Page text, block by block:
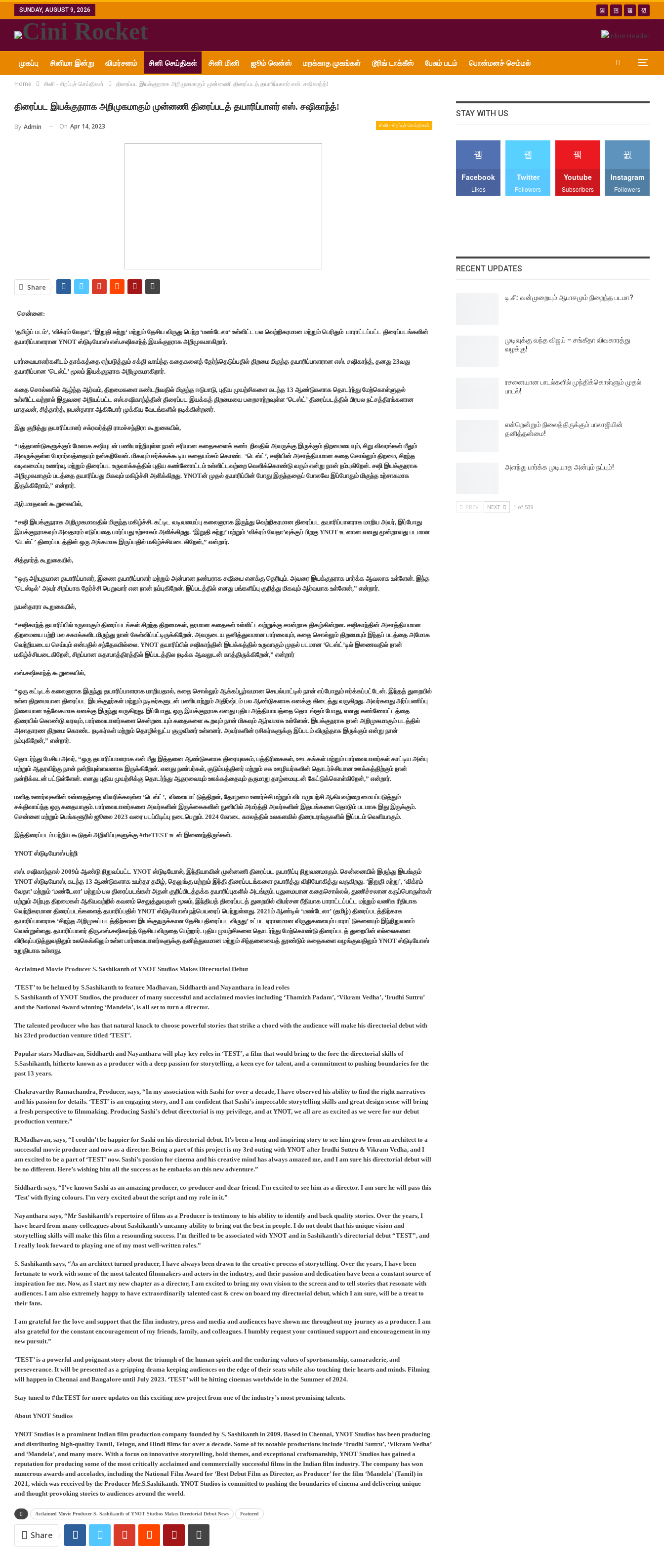
SUNDAY, AUGUST 9, 2026
முகப்பு சினிமா இன்று விமர்சனம் சினி செய்திகள் சினி மினி ஜூம் லென்ஸ் மறக்காத முகங்கள் டூரிங் டாக்கீஸ் பேசும் படம் பொன்மனச் செம்மல்
அன்னை ஜானகி எம்.ஜி.ஆர்
Home சினி - சிறப்புச் செய்திகள் திரைப்பட இயக்குநராக அறிமுகமாகும் முன்னணி திரைப்படத் தயாரிப்பாளர் எஸ். சஷிகாந்த்!
திரைப்பட இயக்குநராக அறிமுகமாகும் முன்னணி திரைப்படத் தயாரிப்பாளர் எஸ். சஷிகாந்த்!
சினி - சிறப்புச் செய்திகள்
By Admin On Apr 14, 2023
Share
சென்னை:
‘தமிழ்ப் படம்‘, ‘விக்ரம் வேதா‘, ‘இறுதி சுற்று‘ மற்றும் தேசிய விருது பெற்ற‘மண்டேலா‘ உள்ளிட்ட பல வெற்றிகரமான மற்றும் பெரிதும் பாராட்டப்பட்ட திரைப்படங்களின்
தயாரிப்பாளரான YNOT ஸ்டுடியோஸ் எஸ்.சஷிகாந்த் இயக்குநராக அறிமுகமாகிறார்.
பார்வையாளர்களிடம் தாக்கத்தை ஏற்படுத்தும் சக்தி வாய்ந்த கதைகளைத் தேர்ந்தெடுப்பதில் திறமை மிகுந்த தயாரிப்பாளரான எஸ். சஷிகாந்த், தனது 23வது
தயாரிப்பான ‘டெஸ்ட்’ மூலம் இயக்குநராக அறிமுகமாகிறார்.
கதை சொல்லலில் ஆழ்ந்த ஆர்வம், திறமைகளை கண்டறிவதில் மிகுந்த ஈடுபாடு, புதிய முயற்சிகளை கடந்த 13 ஆண்டுகளாக தொடர்ந்து மேற்கொள்ளுதல்
உள்ளிட்டவற்றால் இதுவரை அறியப்பட்ட எஸ்.சஷிகாந்த்தின் திரைப்பட இயக்கத் திறமையை பறைசாற்றவுள்ள ‘டெஸ்ட்’ திரைப்படத்தில் பிரபல நட்சத்திரங்களான
மாதவன், சித்தார்த், நயன்தாரா ஆகியோர் முக்கிய வேடங்களில் நடிக்கின்றனர்.
இது குறித்து தயாரிப்பாளர் சக்ரவர்த்தி ராமச்சந்திரா கூறுகையில்,
“பத்தாண்டுகளுக்கும் மேலாக சஷியுடன் பணியாற்றியுள்ள நான் சரியான கதைகளைக் கண்டறிவதில் அவருக்கு இருக்கும் திறமையையும், சிறு விவரங்கள் மீதும்
அவருக்குள்ள பேரார்வத்தையும் நன்கறிவேன். மிகவும் ஈர்க்கக்கூடிய கதையம்சம் கொண்ட ‘டெஸ்ட்’, சஷியின் அசாத்தியமான கதை சொல்லும் திறமை, சிறந்த
வடிவமைப்பு உணர்வு, மற்றும் திரைப்பட உருவாக்கத்தில் புதிய கண்ணோட்டம் உள்ளிட்டவற்றை வெளிக்கொண்டு வரும் என்று நான் நம்புகிறேன். சஷி இயக்குநராக
அறிமுகமாகும் படத்தை தயாரிப்பது மிகவும் மகிழ்ச்சி அளிக்கிறது. YNOTன் முதல் தயாரிப்பின் போது இருந்ததைப் போலவே இப்போதும் மிகுந்த உற்சாகமாக
இருக்கிறோம்,” என்றார்.
ஆர்.மாதவன் கூறுகையில்,
“சஷி இயக்குநராக அறிமுகமாவதில் மிகுந்த மகிழ்ச்சி. கட்டிட வடிவமைப்பு கலைஞராக இருந்து வெற்றிகரமான திரைப்பட தயாரிப்பாளராக மாறிய அவர், இப்போது
இயக்குநராகவும் அவதாரம் எடுப்பதை பார்ப்பது உற்சாகம் அளிக்கிறது. ‘இறுதி சுற்று’ மற்றும் ‘விக்ரம் வேதா’வுக்குப் பிறகு YNOT உடனான எனது மூன்றாவது படமான
‘டெஸ்ட்’ திரைப்படத்தின் ஒரு அங்கமாக இருப்பதில் மகிழ்ச்சியடைகிறேன்,” என்றார்.
சித்தார்த் கூறுகையில்,
“ஒரு அற்புதமான தயாரிப்பாளர், இணை தயாரிப்பாளர் மற்றும் அன்பான நண்பராக சஷியை எனக்கு தெரியும். அவரை இயக்குநராக பார்க்க ஆவலாக உள்ளேன். இந்த
‘டெஸ்டில்’ அவர் சிறப்பாக தேர்ச்சி பெறுவார் என நான் நம்புகிறேன். இப்படத்தில் எனது பங்களிப்பு குறித்து மிகவும் ஆர்வமாக உள்ளேன்,” என்றார்.
நயன்தாரா கூறுகையில்,
“சஷிகாந்த் தயாரிப்பில் உருவாகும் திரைப்படங்கள் சிறந்த திறமைகள், தரமான கதைகள் உள்ளிட்டவற்றுக்கு சான்றாக திகழ்கின்றன. சஷிகாந்தின் அசாத்தியமான
திறமையை பற்றி பல சகாக்களிடமிருந்து நான் கேள்விப்பட்டிருக்கிறேன். அவருடைய தனித்துவமான பார்வையும், கதை சொல்லும் திறமையும் இந்தப் படத்தை அமோக
வெற்றியடைய செய்யும் என்பதில் சந்தேகமில்லை. YNOT தயாரிப்பில் சஷிகாந்தின் இயக்கத்தில் உருவாகும் முதல் படமான ‘டெஸ்ட்’டில் இணைவதில் நான்
மகிழ்ச்சியடைகிறேன், சிறப்பான கதாபாத்திரத்தில் இப்படத்தில நடிக்க ஆவலுடன் காத்திருக்கிறேன்,” என்றார்
எஸ்.சஷிகாந்த் கூறுகையில்,
“ஒரு கட்டிடக் கலைஞராக இருந்து தயாரிப்பாளராக மாறியதால், கதை சொல்லும் ஆக்கப்பூர்வமான செயல்பாட்டில் நான் எப்போதும் ஈர்க்கப்பட்டேன். இந்தத் துறையில்
உள்ள திறமையான திரைப்பட இயக்குநர்கள் மற்றும் நடிகர்களுடன் பணியாற்றும் அதிர்ஷ்டம் பல ஆண்டுகளாக எனக்கு கிடைத்து வருகிறது. அவர்களது அர்ப்பணிப்பு
நிலையான உத்வேகமாக எனக்கு இருந்து வருகிறது. இப்போது, ஒரு இயக்குநராக எனது புதிய அத்தியாயத்தை தொடங்கும் போது, எனது கண்ணோட்டத்தை
திரையில் கொண்டு வரவும், பார்வையாளர்களை சென்றடையும் கதைகளை கூறவும் நான் மிகவும் ஆர்வமாக உள்ளேன். இயக்குநராக நான் அறிமுகமாகும் படத்தில்
அசாதாரண திறமை கொண்ட நடிகர்கள் மற்றும் தொழில்நுட்ப குழுவினர் உள்ளனர். அவர்களின் ரசிகர்களுக்கு இப்படம் விருந்தாக இருக்கும் என்று நான்
நம்புகிறேன்,” என்றார்.
தொடர்ந்து பேசிய அவர், “ஒரு தயாரிப்பாளராக என் மீது இத்தனை ஆண்டுகளாக திரையுலகம், பத்திரிகைகள், ஊடகங்கள் மற்றும் பார்வையாளர்கள் காட்டிய அன்பு
மற்றும் ஆதரவிற்கு நான் நன்றியுள்ளவனாக இருக்கிறேன். எனது நண்பர்கள், குடும்பத்தினர் மற்றும் சக ஊழியர்களின் தொடர்ச்சியான ஊக்கத்திற்கும் நான்
நன்றிக்கடன் பட்டுள்ளேன். எனது புதிய முயற்சிக்கு தொடர்ந்து ஆதரவையும் ஊக்கத்தையும் தருமாறு தாழ்மையுடன் கேட்டுக்கொள்கிறேன்,” என்றார்.
மனித உணர்வுகளின் உன்னதத்தை விவரிக்கவுள்ள ‘டெஸ்ட்’, விளையாட்டுத்திறன், தோழமை உணர்ச்சி மற்றும் விடாமுயற்சி ஆகியவற்றை மையப்படுத்தும்
சக்திவாய்ந்த ஒரு கதையாகும். பார்வையாளர்களை அவர்களின் இருக்கைகளின் நுனியில் அமர்த்தி அவர்களின் இதயங்களை தொடும் படமாக இது இருக்கும்.
சென்னை மற்றும் பெங்களூரில் ஜூலை 2023 வரை படப்பிடிப்பு நடைபெறும். 2024 கோடை காலத்தில் உலகளவில் திரையரங்குகளில் இப்படம் வெளியாகும்.
இத்திரைப்படம் பற்றிய கூடுதல் அறிவிப்புகளுக்கு #theTEST உடன் இணைந்திருங்கள்.
YNOT ஸ்டுடியோஸ் பற்றி
எஸ். சஷிகாந்தால் 2009ம் ஆண்டு நிறுவப்பட்ட YNOT ஸ்டுடியோஸ், இந்தியாவின் முன்னணி திரைப்பட தயாரிப்பு நிறுவனமாகும். சென்னையில் இருந்து இயங்கும்
YNOT ஸ்டுடியோஸ், கடந்த 13 ஆண்டுகளாக உயர்தர தமிழ், தெலுங்கு மற்றும் இந்தி திரைப்படங்களை தயாரித்து விநியோகித்து வருகிறது. ‘இறுதி சுற்று’, ‘விக்ரம்
வேதா’ மற்றும் ‘மண்டேலா’ மற்றும் பல திரைப்படங்கள் அதன் குறிப்பிடத்தக்க தயாரிப்புகளில் அடங்கும். புதுமையான கதைசொல்லல், துணிச்சலான கருப்பொருள்கள்
மற்றும் அற்புத திறமைகள் ஆகியவற்றில் கவனம் செலுத்துவதன் மூலம், இந்தியத் திரைப்படத் துறையில் விமர்சன ரீதியாக பாராட்டப்பட்ட மற்றும் வணிக ரீதியாக
வெற்றிகரமான திரைப்படங்களைத் தயாரிப்பதில் YNOT ஸ்டுடியோஸ் நற்பெயரைப் பெற்றுள்ளது. 2021ம் ஆண்டில் ‘மண்டேலா’ (தமிழ்) திரைப்படத்திற்காக
தயாரிப்பாளராக ‘சிறந்த அறிமுகப் படத்திற்கான இயக்குநருக்கான தேசிய திரைப்பட விருது’ உட்பட ஏராளமான விருதுகளையும் பாராட்டுகளையும் இந்நிறுவனம்
வென்றுள்ளது. தயாரிப்பாளர் திரு.எஸ்.சஷிகாந்த் தேசிய விருதை பெற்றார். புதிய முயற்சிகளை தொடர்ந்து மேற்கொண்டு திரைப்படத் துறையின் எல்லைகளை
விரிவுப்படுத்துவதிலும் உலகெங்கிலும் உள்ள பார்வையாளர்களுக்கு தனித்துவமான மற்றும் சிந்தனையைத் தூண்டும் கதைகளை வழங்குவதிலும் YNOT ஸ்டுடியோஸ்
உறுதியாக உள்ளது.
Acclaimed Movie Producer S. Sashikanth of YNOT Studios Makes Directorial Debut
‘TEST’ to be helmed by S.Sashikanth to feature Madhavan, Siddharth and Nayanthara in lead roles
S. Sashikanth of YNOT Studios, the producer of many successful and acclaimed movies including ‘Thamizh Padam’, ‘Vikram Vedha’, ‘Irudhi Suttru’
and the National Award winning ‘Mandela’, is all set to turn a director.
The talented producer who has that natural knack to choose powerful stories that strike a chord with the audience will make his directorial debut with
his 23rd production venture titled ‘TEST’.
Popular stars Madhavan, Siddharth and Nayanthara will play key roles in ‘TEST’, a film that would bring to the fore the directorial skills of
S.Sashikanth, hitherto known as a producer with a deep passion for storytelling, a keen eye for talent, and a commitment to pushing boundaries for the
past 13 years.
Chakravarthy Ramachandra, Producer, says, “In my association with Sashi for over a decade, I have observed his ability to find the right narratives
and his passion for details. ‘TEST’ is an engaging story, and I am confident that Sashi’s impeccable storytelling skills and great design sense will bring
a fresh perspective to filmmaking. Producing Sashi’s debut directorial is my privilege, and at YNOT, we all are as excited as we were for our debut
production venture.”
R.Madhavan, says, “I couldn’t be happier for Sashi on his directorial debut. It’s been a long and inspiring story to see him grow from an architect to a
successful movie producer and now as a director. Being a part of this project is my 3rd outing with YNOT after Irudhi Suttru & Vikram Vedha, and I
am excited to be a part of ‘TEST’ now. Sashi’s passion for cinema and his creative mind has always amazed me, and I am sure his directorial debut will
be no different. Here’s wishing him all the success as he embarks on this new adventure.”
Siddharth says, “I’ve known Sashi as an amazing producer, co-producer and dear friend. I’m excited to see him as a director. I am sure he will pass this
‘Test’ with flying colours. I’m very excited about the script and my role in it.”
Nayanthara says, “Mr Sashikanth’s repertoire of films as a Producer is testimony to his ability to identify and back quality stories. Over the years, I
have heard from many colleagues about Sashikanth’s uncanny ability to bring out the best in people. I do not doubt that his unique vision and
storytelling skills will make this film a resounding success. I’m thrilled to be associated with YNOT and in Sashikanth’s directorial debut “TEST”, and
I really look forward to playing one of my most well-written roles.”
S. Sashikanth says, “As an architect turned producer, I have always been drawn to the creative process of storytelling. Over the years, I have been
fortunate to work with some of the most talented filmmakers and actors in the industry, and their passion and dedication have been a constant source of
inspiration for me. Now, as I start my new chapter as a director, I am excited to bring my own vision to the screen and to tell stories that resonate with
audiences. I am also extremely happy to have extraordinarily talented cast & crew on board my directorial debut, which I am sure, will be a treat to
their fans.
I am grateful for the love and support that the film industry, press and media and audiences have shown me throughout my journey as a producer. I am
also grateful for the constant encouragement of my friends, family, and colleagues. I humbly request your continued support and encouragement in my
new pursuit.”
‘TEST’ is a powerful and poignant story about the triumph of the human spirit and the enduring values of sportsmanship, camaraderie, and
perseverance. It will be presented as a gripping drama keeping audiences on the edge of their seats while also touching their hearts and minds. Filming
will happen in Chennai and Bangalore until July 2023. ‘TEST’ will be hitting cinemas worldwide in the Summer of 2024.
Stay tuned to #theTEST for more updates on this exciting new project from one of the industry’s most promising talents.
About YNOT Studios
YNOT Studios is a prominent Indian film production company founded by S. Sashikanth in 2009. Based in Chennai, YNOT Studios has been producing
and distributing high-quality Tamil, Telugu, and Hindi films for over a decade. Some of its notable productions include ‘Irudhi Suttru’, ‘Vikram Vedha’
and ‘Mandela’, and many more. With a focus on innovative storytelling, bold themes, and exceptional craftsmanship, YNOT Studios has gained a
reputation for producing some of the most critically acclaimed and commercially successful films in the Indian film industry. The company has won
numerous awards and accolades, including the National Film Award for ‘Best Debut Film as Director, as Producer’ for the film ‘Mandela’ (Tamil) in
2021, which was received by the Producer Mr.S.Sashikanth. YNOT Studios is committed to pushing the boundaries of cinema and delivering unique
and thought-provoking stories to audiences around the world.
Acclaimed Movie Producer S. Sashikanth of YNOT Studios Makes Directorial Debut News Featured
Share
STAY WITH US
Facebook
Likes
Twitter
Followers
Youtube
Subscribers
Instagram
Followers
RECENT UPDATES
டி.சி: வன்முறையும் ஆபாசமும் நிறைந்த படமா?
முடிவுக்கு வந்த விஜய் – சங்கீதா விவகாரத்து
வழக்கு!
ரசனையான பாடல்களில் முந்திக்கொள்ளும் முதல்
பாடல்!
என்றென்றும் நிலைத்திருக்கும் பாலாஜியின்
தனித்தன்மை!
அளந்து பார்க்க முடியாத அன்பும் நட்பும்!
PREV NEXT 1 of 539